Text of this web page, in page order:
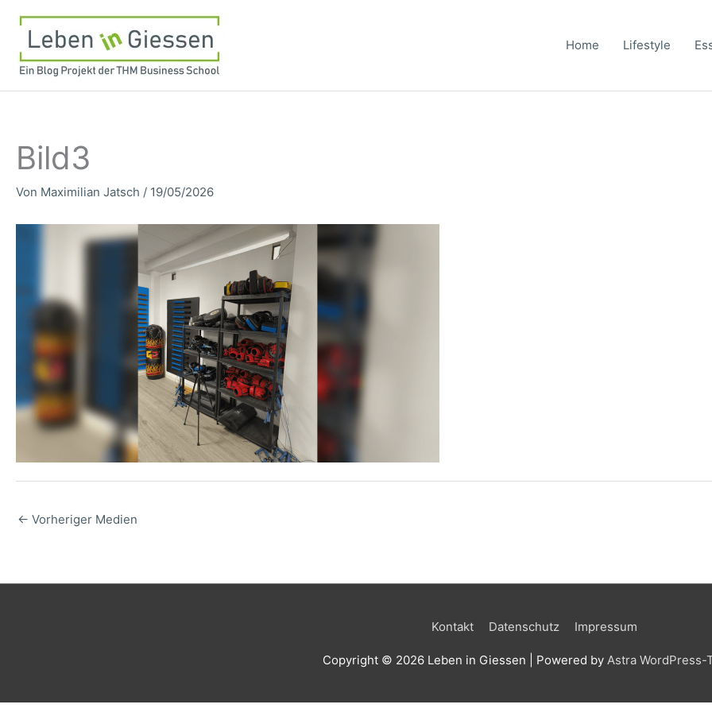
Inhalt
springen
Home Lifestyle
Bild3
Von Maximilian Jatsch / 19/05/2026
← Vorheriger Medien
Kontakt Datenschutz Impressum
Copyright © 2026 Leben in Giessen | Powered by Astra WordPress-